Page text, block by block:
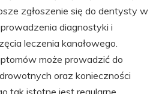
zgłoszenie się do dentysty w
diagnostyki i
leczenia kanałowego.
może prowadzić do
oraz konieczności
tak istotne jest regularne